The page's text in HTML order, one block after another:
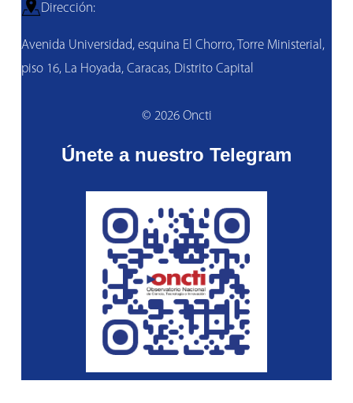
Dirección:
Avenida Universidad, esquina El Chorro, Torre Ministerial,
piso 16, La Hoyada, Caracas, Distrito Capital
© 2026 Oncti
Únete a nuestro Telegram